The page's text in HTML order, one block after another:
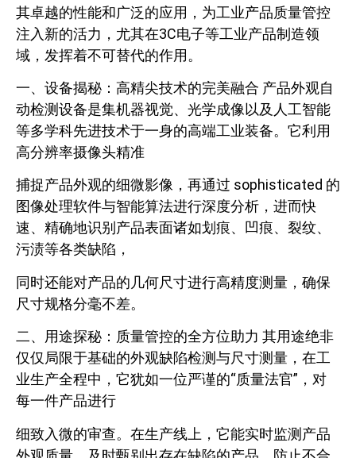
其卓越的性能和广泛的应用，为工业产品质量管控
注入新的活力，尤其在3C电子等工业产品制造领
域，发挥着不可替代的作用。
一、设备揭秘：高精尖技术的完美融合 产品外观自
动检测设备是集机器视觉、光学成像以及人工智能
等多学科先进技术于一身的高端工业装备。它利用
高分辨率摄像头精准
捕捉产品外观的细微影像，再通过 sophisticated 的
图像处理软件与智能算法进行深度分析，进而快
速、精确地识别产品表面诸如划痕、凹痕、裂纹、
污渍等各类缺陷，
同时还能对产品的几何尺寸进行高精度测量，确保
尺寸规格分毫不差。
二、用途探秘：质量管控的全方位助力 其用途绝非
仅仅局限于基础的外观缺陷检测与尺寸测量，在工
业生产全程中，它犹如一位严谨的“质量法官”，对
每一件产品进行
细致入微的审查。在生产线上，它能实时监测产品